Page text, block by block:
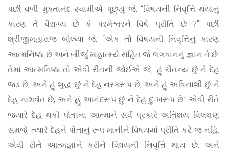
પછી વળી મુક્તાનંદ સ્વામીએ પૂછ્યું જે, “વિષયની નિવૃત્તિ થયાનું
કારણ તે વૈરાગ્ય છે કે પરમેશ્વરને વિષે પ્રીતિ છે ?” પછી
શ્રીજીમહારાજ બોલ્યા જે, “એક તો વિષયની નિવૃત્તિનું કારણ
આત્મનિષ્ઠા છે અને બીજું માહાત્મ્યે સહિત જે ભગવાનનું જ્ઞાન તે છે.
તેમાં આત્મનિષ્ઠા તો એવી રીતની જોઈએ જે, ‘હું ચૈતન્ય છું ને દેહ
જડ છે, અને હું શુદ્ધ છું ને દેહ નરકરૂપ છે, અને હું અવિનાશી છું ને
દેહ નાશવંત છે, અને હું આનંદરૂપ છું ને દેહ દુઃખરૂપ છે.’ એવી રીતે
જ્યારે દેહ થકી પોતાના આત્માને સર્વ પ્રકારે અતિશય વિલક્ષણ
સમજે, ત્યારે દેહને પોતાનું રૂપ માનીને વિષયમાં પ્રીતિ કરે જ નહિ.
એવી રીતે આત્મજ્ઞાને કરીને વિષયની નિવૃત્તિ થાય છે. અને